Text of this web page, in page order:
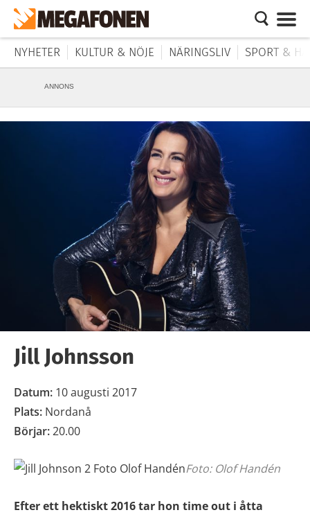
NYHETER KULTUR & NÖJE NÄRINGSLIV SPORT &
ANNONS
Jill Johnsson
Datum: 10 augusti 2017
Plats: Nordanå
Börjar:20.00
Foto: Olof Handén
Efter ett hektiskt 2016 tar hon time out i åtta